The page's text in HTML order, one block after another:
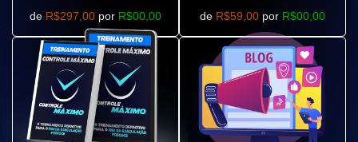
de R$297,00 por R$00,00 de R$59,00 por R$00,00